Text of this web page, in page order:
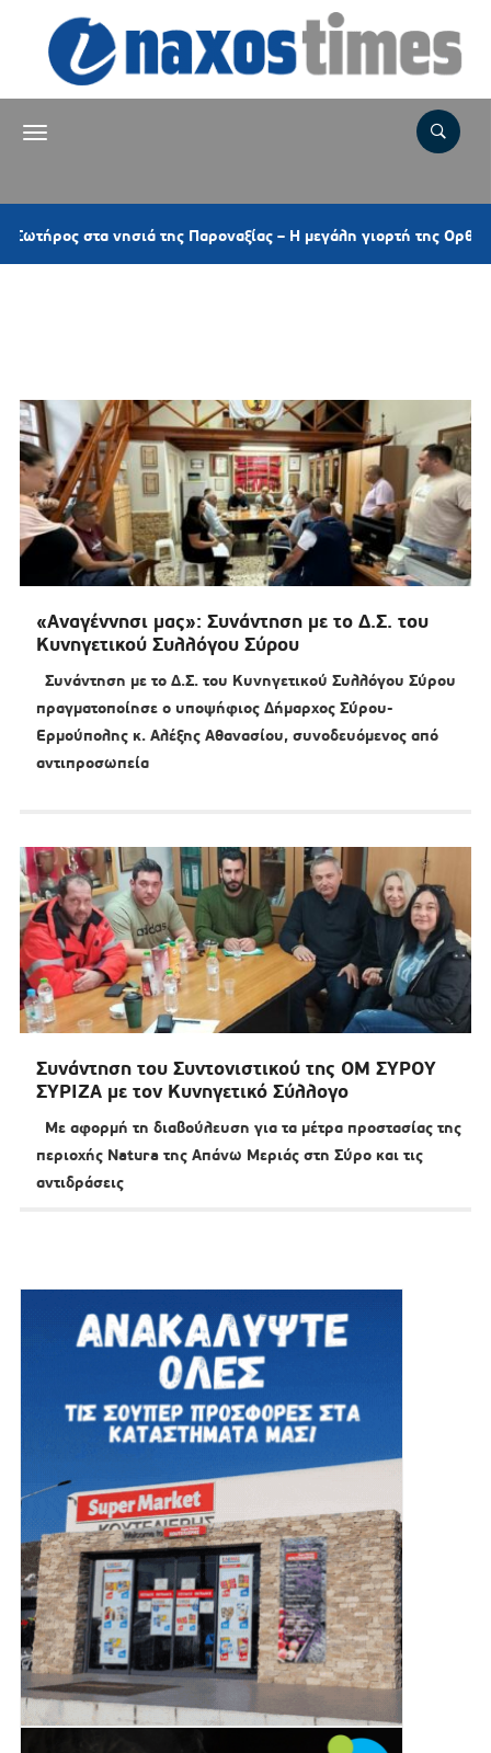
νησιά της Παροναξίας – Η μεγάλη γιορτή της Ορθοδοξίας και
«Αναγέννησι μας»: Συνάντηση με το Δ.Σ. του
Κυνηγετικού Συλλόγου Σύρου
Συνάντηση με το Δ.Σ. του Κυνηγετικού Συλλόγου Σύρου
πραγματοποίησε ο υποψήφιος Δήμαρχος Σύρου-
Ερμούπολης κ. Αλέξης Αθανασίου, συνοδευόμενος από
αντιπροσωπεία
Συνάντηση του Συντονιστικού της ΟΜ ΣΥΡΟΥ
ΣΥΡΙΖΑ με τον Κυνηγετικό Σύλλογο
Με αφορμή τη διαβούλευση για τα μέτρα προστασίας της
περιοχής Natura της Απάνω Μεριάς στη Σύρο και τις
αντιδράσεις